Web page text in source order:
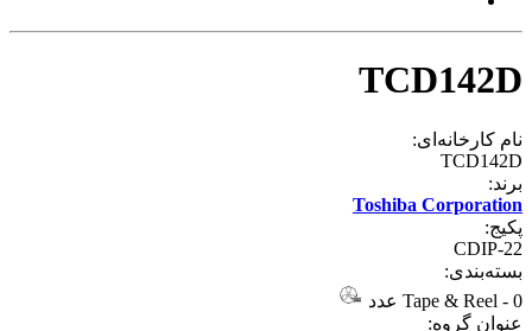
TCD142D
نام کارخانه‌ای:
TCD142D
برند:
Toshiba Corporation
پکیج:
CDIP-22
بسته‌بندی:
Tape & Reel - 0 عدد
عنوان گروه: